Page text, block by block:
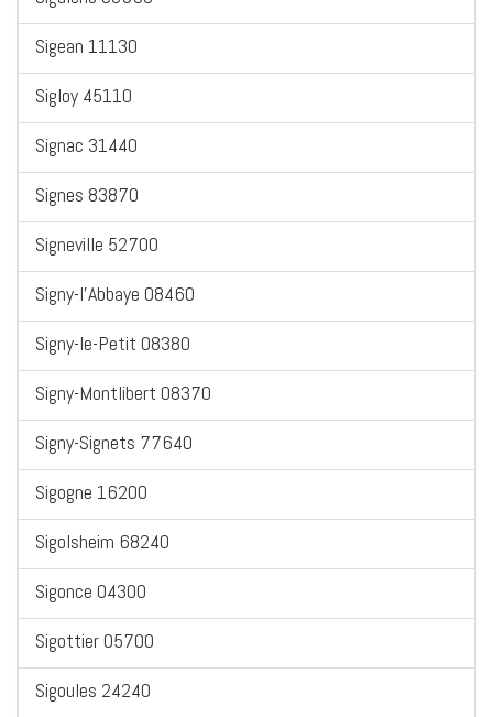
Sigean 11130
Sigloy 45110
Signac 31440
Signes 83870
Signeville 52700
Signy-l'Abbaye 08460
Signy-le-Petit 08380
Signy-Montlibert 08370
Signy-Signets 77640
Sigogne 16200
Sigolsheim 68240
Sigonce 04300
Sigottier 05700
Sigoules 24240